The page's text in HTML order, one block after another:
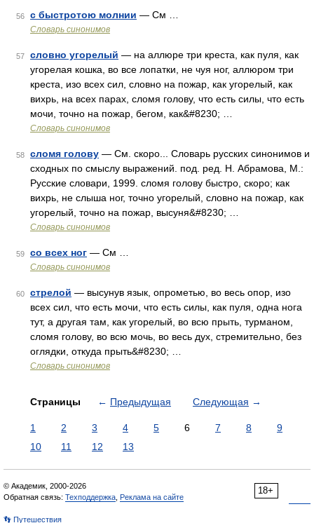
56 с быстротою молнии — См …
Словарь синонимов
57 словно угорелый — на аллюре три креста, как пуля, как
угорелая кошка, во все лопатки, не чуя ног, аллюром три
креста, изо всех сил, словно на пожар, как угорелый, как
вихрь, на всех парах, сломя голову, что есть силы, что есть
мочи, точно на пожар, бегом, как&#8230; …
Словарь синонимов
58 сломя голову — См. скоро... Словарь русских синонимов и
сходных по смыслу выражений. под. ред. Н. Абрамова, М.:
Русские словари, 1999. сломя голову быстро, скоро; как
вихрь, не слыша ног, точно угорелый, словно на пожар, как
угорелый, точно на пожар, высуня&#8230; …
Словарь синонимов
59 со всех ног — См …
Словарь синонимов
60 стрелой — высунув язык, опрометью, во весь опор, изо
всех сил, что есть мочи, что есть силы, как пуля, одна нога
тут, а другая там, как угорелый, во всю прыть, турманом,
сломя голову, во всю мочь, во весь дух, стремительно, без
оглядки, откуда прыть&#8230; …
Словарь синонимов
Страницы ← Предыдущая Следующая →
1 2 3 4 5 6 7 8
9
10
11 12 13
18+
© Академик, 2000-2026
Обратная связь: Техподдержка Реклама на сайте
👣 Путешествия